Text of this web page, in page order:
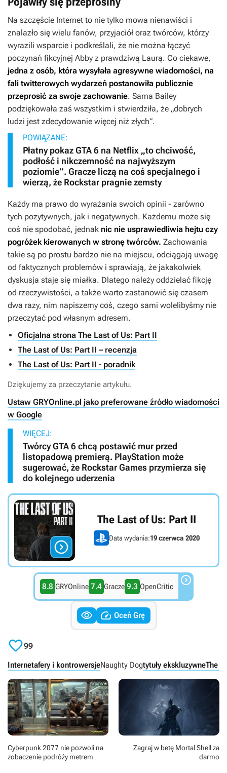
Na szczęście Internet to nie tylko mowa nienawiści i
znalazło się wielu fanów, przyjaciół oraz twórców, którzy
wyrazili wsparcie i podkreślali, że nie można łączyć
poczynań fikcyjnej Abby z prawdziwą Laurą. Co ciekawe,
jedna z osób, która wysyłała agresywne wiadomości, na
fali twitterowych wydarzeń postanowiła publicznie
przeprosić za swoje zachowanie. Sama Bailey
podziękowała zaś wszystkim i stwierdziła, że „dobrych
ludzi jest zdecydowanie więcej niż złych”.
POWIĄZANE:
Płatny pokaz GTA 6 na Netflix „to chciwość,
podłość i nikczemność na najwyższym
poziomie”. Gracze liczą na coś specjalnego i
wierzą, że Rockstar pragnie zemsty
Każdy ma prawo do wyrażania swoich opinii - zarówno
tych pozytywnych, jak i negatywnych. Każdemu może się
coś nie spodobać, jednak nic nie usprawiedliwia hejtu czy
pogróżek kierowanych w stronę twórców. Zachowania
takie są po prostu bardzo nie na miejscu, odciągają uwagę
od faktycznych problemów i sprawiają, że jakakolwiek
dyskusja staje się miałka. Dlatego należy oddzielać fikcję
od rzeczywistości, a także warto zastanowić się czasem
dwa razy, nim napiszemy coś, czego sami wolelibyśmy nie
przeczytać pod własnym adresem.
Oficjalna strona The Last of Us: Part II
The Last of Us: Part II – recenzja
The Last of Us: Part II - poradnik
Dziękujemy za przeczytanie artykułu.
Ustaw GRYOnline.pl jako preferowane źródło wiadomości
w Google
WIĘCEJ:
Twórcy GTA 6 chcą postawić mur przed
listopadową premierą. PlayStation może
sugerować, że Rockstar Games przymierza się
do kolejnego uderzenia

The Last of Us: Part II
Data wydania:19 czerwca 2020
8.8 GRYOnline 7.4 Gracze 9.3 OpenCritic 
  Oceń Grę
99
Internetafery i kontrowersjeNaughty Dogtytuły ekskluzywneThe
Cyberpunk 2077 nie pozwoli na
zobaczenie podróży metrem
Zagraj w betę Mortal Shell za
darmo